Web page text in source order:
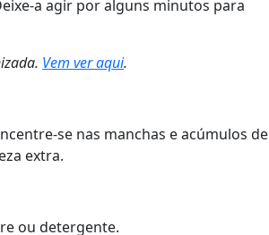
a agir por alguns minutos para
Vem ver aqui.
se nas manchas e acúmulos de
extra.
ou detergente.